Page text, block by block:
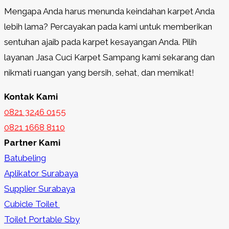
Mengapa Anda harus menunda keindahan karpet Anda
lebih lama? Percayakan pada kami untuk memberikan
sentuhan ajaib pada karpet kesayangan Anda. Pilih
layanan Jasa Cuci Karpet Sampang kami sekarang dan
nikmati ruangan yang bersih, sehat, dan memikat!
Kontak Kami
0821 3246 0155​
0821 1668 8110
Partner Kami
Batubeling
Aplikator Surabaya
Supplier Surabaya
Cubicle Toilet
Toilet Portable Sby